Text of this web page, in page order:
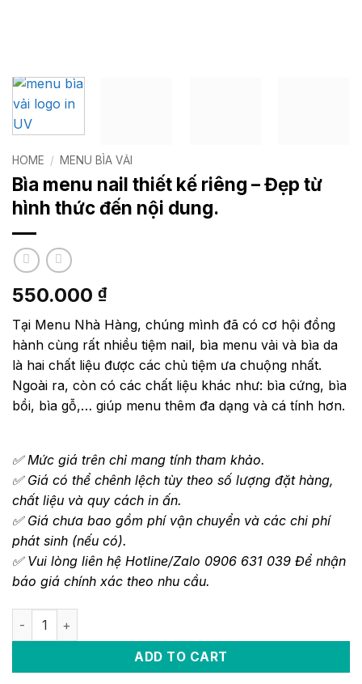
HOME / MENU BÌA VẢI
Bìa menu nail thiết kế riêng – Đẹp từ
hình thức đến nội dung.
550.000 ₫
Tại Menu Nhà Hàng, chúng mình đã có cơ hội đồng
hành cùng rất nhiều tiệm nail, bìa menu vải và bìa da
là hai chất liệu được các chủ tiệm ưa chuộng nhất.
Ngoài ra, còn có các chất liệu khác như: bìa cứng, bìa
bồi, bìa gỗ,… giúp menu thêm đa dạng và cá tính hơn.
✅ Mức giá trên chỉ mang tính tham khảo.
✅ Giá có thể chênh lệch tùy theo số lượng đặt hàng,
chất liệu và quy cách in ấn.
✅ Giá chưa bao gồm phí vận chuyển và các chi phí
phát sinh (nếu có).
✅ Vui lòng liên hệ Hotline/Zalo 0906 631 039 Để nhận
báo giá chính xác theo nhu cầu.
ADD TO CART